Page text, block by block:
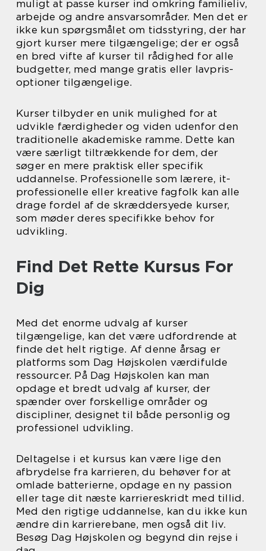
muligt at passe kurser ind omkring familieliv,
arbejde og andre ansvarsområder. Men det er
ikke kun spørgsmålet om tidsstyring, der har
gjort kurser mere tilgængelige; der er også
en bred vifte af kurser til rådighed for alle
budgetter, med mange gratis eller lavpris-
optioner tilgængelige.
Kurser tilbyder en unik mulighed for at
udvikle færdigheder og viden udenfor den
traditionelle akademiske ramme. Dette kan
være særligt tiltrækkende for dem, der
søger en mere praktisk eller specifik
uddannelse. Professionelle som lærere, it-
professionelle eller kreative fagfolk kan alle
drage fordel af de skræddersyede kurser,
som møder deres specifikke behov for
udvikling.
Find Det Rette Kursus For
Dig
Med det enorme udvalg af kurser
tilgængelige, kan det være udfordrende at
finde det helt rigtige. Af denne årsag er
platforms som Dag Højskolen værdifulde
ressourcer. På Dag Højskolen kan man
opdage et bredt udvalg af kurser, der
spænder over forskellige områder og
discipliner, designet til både personlig og
professionel udvikling.
Deltagelse i et kursus kan være lige den
afbrydelse fra karrieren, du behøver for at
omlade batterierne, opdage en ny passion
eller tage dit næste karriereskridt med tillid.
Med den rigtige uddannelse, kan du ikke kun
ændre din karrierebane, men også dit liv.
Besøg Dag Højskolen og begynd din rejse i